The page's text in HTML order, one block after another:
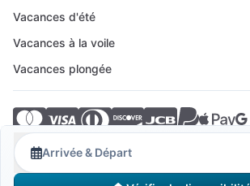
Arrivée & Départ
Vacances d'été
Vacances à la voile
Vacances plongée